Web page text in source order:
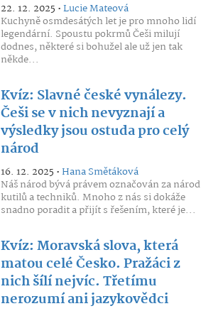
22. 12. 2025 •Lucie Mateová
Kuchyně osmdesátých let je pro mnoho lidí
legendární. Spoustu pokrmů Češi milují
dodnes, některé si bohužel ale už jen tak
někde...
Kvíz: Slavné české vynálezy.
Češi se v nich nevyznají a
výsledky jsou ostuda pro celý
národ
16. 12. 2025 •Hana Smětáková
Náš národ bývá právem označován za národ
kutilů a techniků. Mnoho z nás si dokáže
snadno poradit a přijít s řešením, které je...
Kvíz: Moravská slova, která
matou celé Česko. Pražáci z
nich šílí nejvíc. Třetímu
nerozumí ani jazykovědci